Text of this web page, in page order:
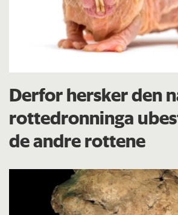
Derfor hersker den
rottedronninga
de andre rottene